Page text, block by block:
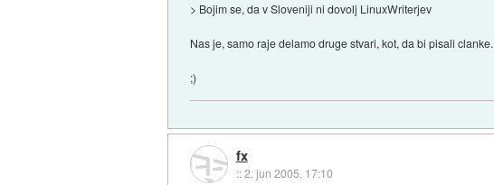
> Bojim se, da v Sloveniji ni dovolj LinuxWriterjev
Nas je, samo raje delamo druge stvari, kot, da bi pisali clanke.
;)
fx
::2. jun 2005, 17:10